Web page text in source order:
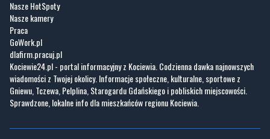
Nasze HotSpoty
Nasze kamery
Praca
GoWork.pl
dlafirm.pracuj.pl
Kociewie24.pl - portal informacyjny z Kociewia. Codzienna dawka najnowszych
wiadomości z Twojej okolicy. Informacje społeczne, kulturalne, sportowe z
Gniewu, Tczewa, Pelplina, Starogardu Gdańskiego i pobliskich miejscowości.
Sprawdzone, lokalne info dla mieszkańców regionu Kociewia.